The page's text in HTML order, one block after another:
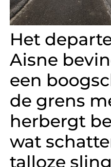
Het
Aisne
een
de grens
herbergt
wat
talloze